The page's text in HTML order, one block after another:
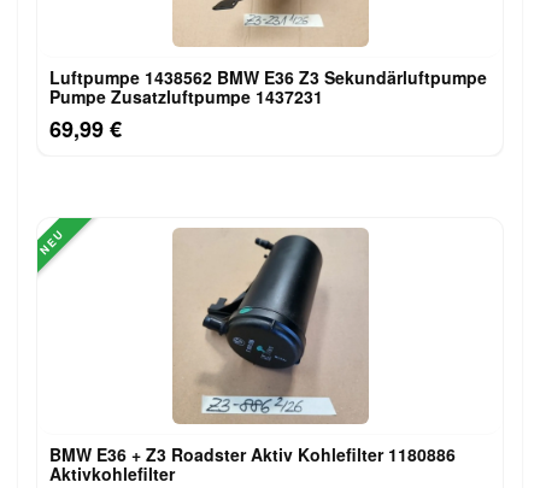
Luftpumpe 1438562 BMW E36 Z3 Sekundärluftpumpe
Pumpe Zusatzluftpumpe 1437231
69,99 €
NEU
BMW E36 + Z3 Roadster Aktiv Kohlefilter 1180886
Aktivkohlefilter